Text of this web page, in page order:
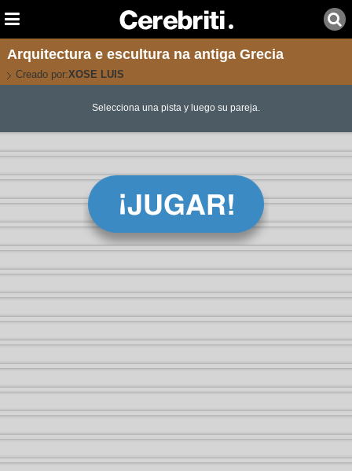
Arquitectura e escultura na antiga Grecia
Creado por:XOSE LUIS
Selecciona una pista y luego su pareja.